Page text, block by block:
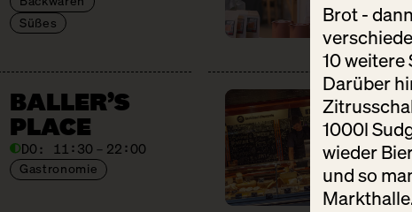
Brot-
10 weitere
Darüber
1000l
wieder
und so
Süßes
BALLER’S
PLACE
DO: 11:30 – 22:00
Gastronomie